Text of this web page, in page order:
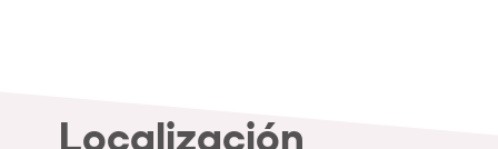
Localización